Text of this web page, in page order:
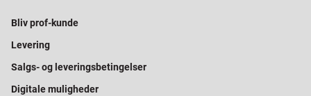
Bliv prof-kunde
Levering
Salgs- og leveringsbetingelser
Digitale muligheder